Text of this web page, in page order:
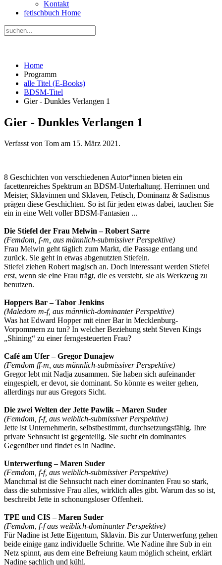
Kontakt
fetischbuch Home
Home
Programm
alle Titel (E-Books)
BDSM-Titel
Gier - Dunkles Verlangen 1
Gier - Dunkles Verlangen 1
Verfasst von Tom am 15. März 2021 .
8 Geschichten von verschiedenen Autor*innen bieten ein
facettenreiches Spektrum an BDSM-Unterhaltung. Herrinnen und
Meister, Sklavinnen und Sklaven, Fetisch, Dominanz & Sadismus
prägen diese Geschichten. So ist für jeden etwas dabei, tauchen Sie
ein in eine Welt voller BDSM-Fantasien ...
Die Stiefel der Frau Melwin – Robert Sarre
(Femdom, f-m, aus männlich-submissiver Perspektive)
Frau Melwin geht täglich zum Markt, die Passage entlang und
zurück. Sie geht in etwas abgenutzten Stiefeln.
Stiefel ziehen Robert magisch an. Doch interessant werden Stiefel
erst, wenn sie eine Frau trägt, die es versteht, sie als Werkzeug zu
benutzen.
Hoppers Bar – Tabor Jenkins
(Maledom m-f, aus männlich-dominanter Perspektive)
Was hat Edward Hopper mit einer Bar in Mecklenburg-
Vorpommern zu tun? In welcher Beziehung steht Steven Kings
„Shining“ zu einer ferngesteuerten Frau?
Café am Ufer – Gregor Dunajew
(Femdom ff-m, aus männlich-submissiver Perspektive)
Gregor lebt mit Nadja zusammen. Sie haben sich aufeinander
eingespielt, er devot, sie dominant. So könnte es weiter gehen,
allerdings nur aus Gregors Sicht.
Die zwei Welten der Jette Pawlik – Maren Suder
(Femdom, f-f, aus weiblich-submissiver Perspektive)
Jette ist Unternehmerin, selbstbestimmt, durchsetzungsfähig. Ihre
private Sehnsucht ist gegenteilig. Sie sucht ein dominantes
Gegenüber und findet es in Nadine.
Unterwerfung – Maren Suder
(Femdom, f-f, aus weiblich-submissiver Perspektive)
Manchmal ist die Sehnsucht nach einer dominanten Frau so stark,
dass die submissive Frau alles, wirklich alles gibt. Warum das so ist,
beschreibt Jette in schonungsloser Offenheit.
TPE und CIS – Maren Suder
(Femdom, f-f aus weiblich-dominanter Perspektive)
Für Nadine ist Jette Eigentum, Sklavin. Bis zur Unterwerfung gehen
beide einige ganz individuelle Schritte. Wie Nadine ihre Sub in ein
Netz spinnt, aus dem eine Befreiung kaum möglich scheint, erklärt
Nadine sachlich und kühl.